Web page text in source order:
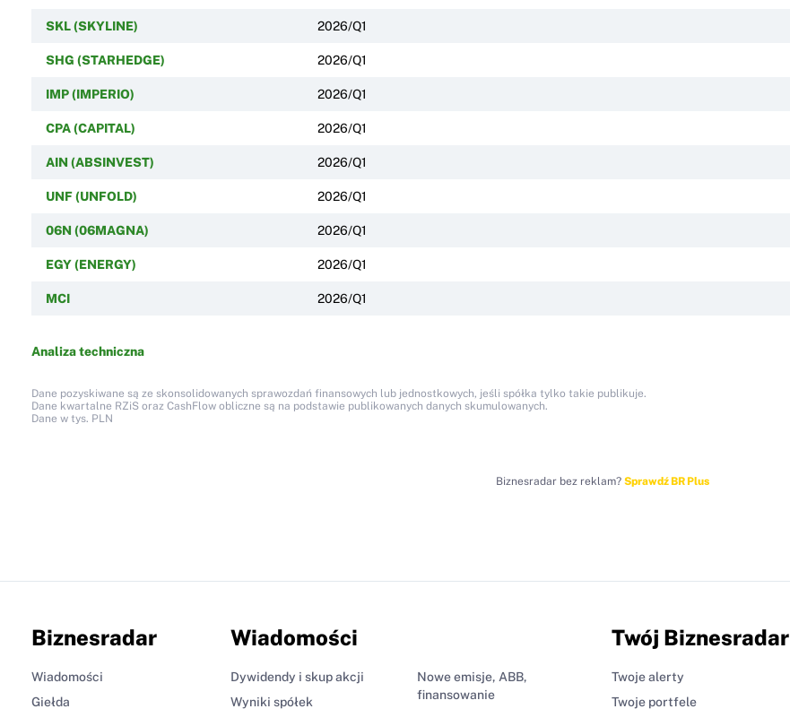
SKL (SKYLINE) 2026/Q1
SHG (STARHEDGE) 2026/Q1
IMP (IMPERIO) 2026/Q1
CPA (CAPITAL) 2026/Q1
AIN (ABSINVEST) 2026/Q1
UNF (UNFOLD) 2026/Q1
06N (06MAGNA) 2026/Q1
EGY (ENERGY) 2026/Q1
MCI 2026/Q1
Analiza techniczna
Dane pozyskiwane są ze skonsolidowanych sprawozdań finansowych lub jednostkowych, jeśli spółka tylko takie publikuje.
Dane kwartalne RZiS oraz CashFlow obliczne są na podstawie publikowanych danych skumulowanych.
Dane w tys. PLN
Biznesradar bez reklam? Sprawdź BR Plus
Biznesradar
Wiadomości
Giełda
Wiadomości
Dywidendy i skup akcji
Wyniki spółek
Nowe emisje, ABB,
finansowanie
Twój Biznesradar
Twoje alerty
Twoje portfele